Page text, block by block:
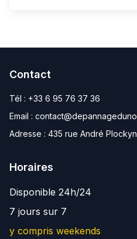
Contact
Tél : +33 6 95 76 37 36
Email :
Adresse : 435 rue André
Horaires
Disponible 24h/24
7 jours sur 7
y compris weekends